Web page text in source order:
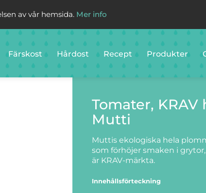
av vår hemsida. Mer info
Färskost Hårdost Recept Produkter
Tomater,
Mutti
Muttis ekologiska hela
som förhöjer smaken i
är KRAV-märkta.
Innehållsförteckning